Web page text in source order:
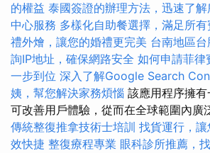
的權益 泰國簽證的辦理方法，迅速了
中心服務 多樣化自助餐選擇，滿足所
禮外燴，讓您的婚禮更完美 台南地區
詢IP地址，確保網路安全 如何申請菲律
一步到位 深入了解Google Search
姨，幫您解決家務煩惱 該應用程序擁有
可改善用戶體驗，從而在全球範圍內廣
傳統整復推拿技術士培訓 找貨運行，
效快捷 整復療程專業 眼科診所推薦，